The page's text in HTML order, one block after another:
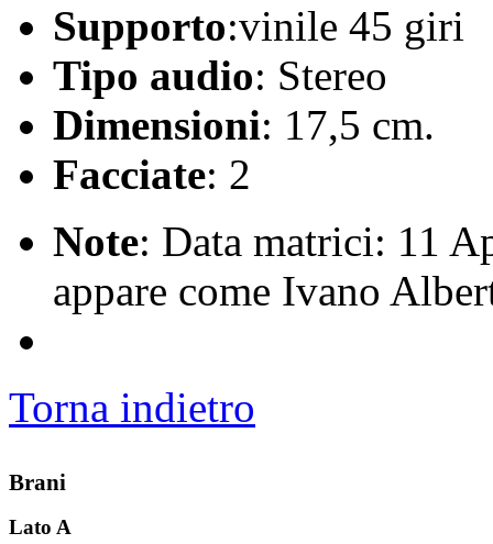
Supporto:vinile 45 giri
Tipo audio: Stereo
Dimensioni: 17,5 cm.
Facciate: 2
Note: Data matrici: 11
appare come Ivano
Torna indietro
Brani
Lato A